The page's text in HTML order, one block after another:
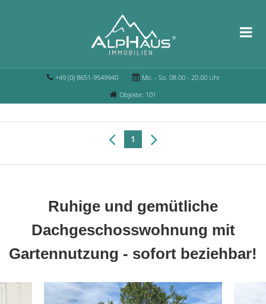
+49 (0) 8651-9549940
Mo. - So. 08.00 - 20.00 Uhr
Objekte: 101
1
Ruhige und gemütliche
Dachgeschosswohnung mit
Gartennutzung - sofort beziehbar!